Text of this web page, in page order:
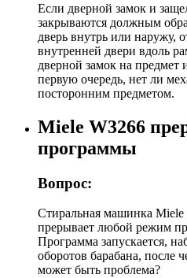
Если дверной замок и
закрываются должным
дверь внутрь или наружу,
внутренней двери вдоль
дверной замок на предмет
первую очередь, нет ли
посторонним предметом.
Miele W3266
программы
Вопрос:
Стиральная машинка Miele
прерывает любой режим
Программа запускается,
оборотов барабана, после
может быть проблема?